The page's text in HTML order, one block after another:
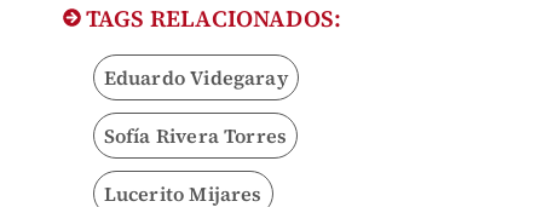
TAGS RELACIONADOS:
Eduardo Videgaray
Sofía Rivera Torres
Lucerito Mijares